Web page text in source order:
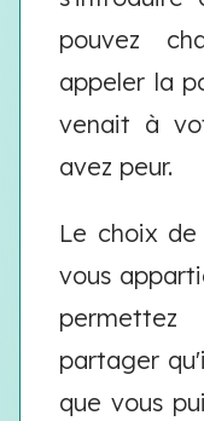
pouvez
appeler la
venait à
avez peur.
Le choix
vous
permettez
partager
que vous